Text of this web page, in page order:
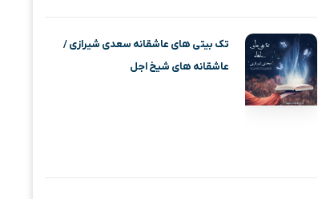
تک بیتی های عاشقانه سعدی شیرازی /
عاشقانه های شیخ اجل